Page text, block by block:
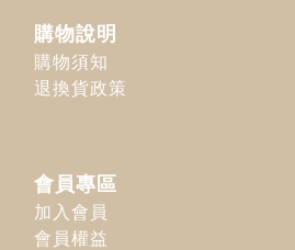
購物說明
購物須知
退換貨政策
會員專區
加入會員
會員權益